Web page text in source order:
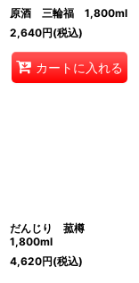
原酒 三輪福 1,800ml
2,640円(税込)
カートに入れる
だんじり 菰樽
1,800ml
4,620円(税込)